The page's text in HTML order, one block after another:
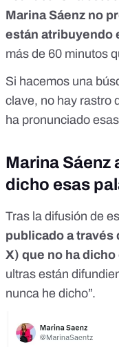
Marina Sáenz no
están atribuyendo
más de 60 minutos
Si hacemos una
clave, no hay rastro
ha pronunciado
Marina Sáenz
dicho esas
Tras la difusión de
publicado a través
X) que no ha
ultras están
nunca he dicho”.